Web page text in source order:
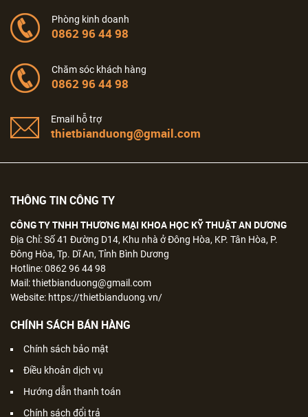
Phòng kinh doanh
0862 96 44 98
Chăm sóc khách hàng
0862 96 44 98
Email hỗ trợ
thietbianduong@gmail.com
THÔNG TIN CÔNG TY
CÔNG TY TNHH THƯƠNG MẠI KHOA HỌC KỸ THUẬT AN DƯƠNG
Địa Chỉ: Số 41 Đường D14, Khu nhà ở Đông Hòa, KP. Tân Hòa, P.
Đông Hòa, Tp. Dĩ An, Tỉnh Bình Dương
Hotline: 0862 96 44 98
Mail: thietbianduong@gmail.com
Website: https://thietbianduong.vn/
CHÍNH SÁCH BÁN HÀNG
Chính sách bảo mật
Điều khoản dịch vụ
Hướng dẫn thanh toán
Chính sách đổi trả